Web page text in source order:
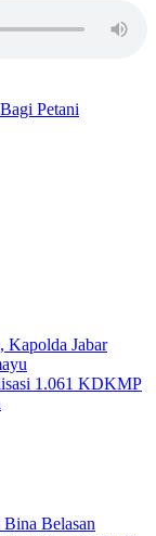
Petani
Kapolda Jabar
1.061 KDKMP
Belasan